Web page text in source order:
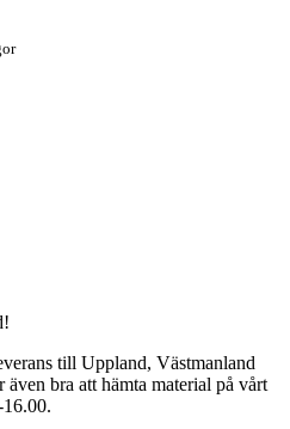
till Uppland, Västmanland
bra att hämta material på vårt